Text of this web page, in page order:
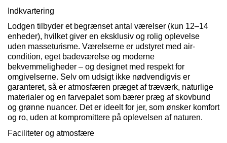
Indkvartering
Lodgen tilbyder et begrænset antal værelser (kun 12–14
enheder), hvilket giver en eksklusiv og rolig oplevelse
uden masseturisme. Værelserne er udstyret med air-
condition, eget badeværelse og moderne
bekvemmeligheder – og designet med respekt for
omgivelserne. Selv om udsigt ikke nødvendigvis er
garanteret, så er atmosfæren præget af træværk, naturlige
materialer og en farvepalet som bærer præg af skovbund
og grønne nuancer. Det er ideelt for jer, som ønsker komfort
og ro, uden at kompromittere på oplevelsen af naturen.
Faciliteter og atmosfære